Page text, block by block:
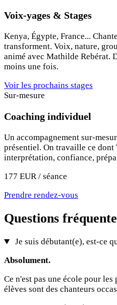
Voix-yages & Stages
Kenya, Égypte, France...
transforment. Voix, nature,
animé avec Mathilde Rebérat.
moins une fois.
Voir les prochains stages
Sur-mesure
Coaching individuel
Un accompagnement sur-
présentiel. On travaille ce dont
interprétation, confiance,
177 EUR / séance
Prendre rendez-vous
Questions
Je suis débutant(e), est-ce
Absolument.
Ce n'est pas une école pour
élèves sont des chanteurs